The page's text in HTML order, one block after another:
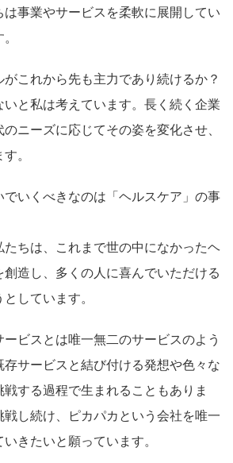
事業やサービスを柔軟に展開してい
これから先も主力であり続けるか？
いと私は考えています。長く続く企業
ニーズに応じてその姿を変化させ、
。
でいくべきなのは「ヘルスケア」の事
たちは、これまで世の中になかったヘ
創造し、多くの人に喜んでいただける
しています。
ビスとは唯一無二のサービスのよう
存サービスと結び付ける発想や色々な
する過程で生まれることもありま
し続け、ピカパカという会社を唯一
きたいと願っています。